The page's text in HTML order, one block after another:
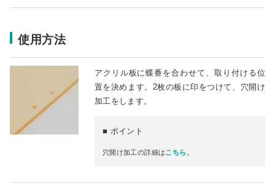
使用方法
アクリル板に蝶番を合わせて、取り付ける位
置を決めます。2枚の板に印をつけて、穴開け
加工をします。
■ ポイント
穴開け加工の詳細はこちら